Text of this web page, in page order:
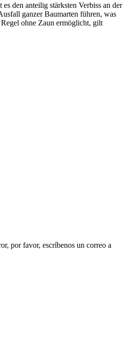
den anteilig stärksten Verbiss an der
ganzer Baumarten führen, was
ohne Zaun ermöglicht, gilt
por favor, escríbenos un correo a